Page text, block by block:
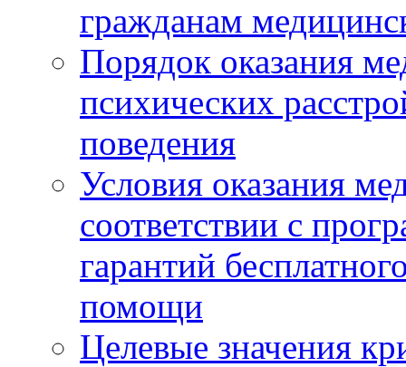
гражданам
Порядок оказания
психических
поведения
Условия оказания
соответствии с
гарантий
помощи
Целевые значения